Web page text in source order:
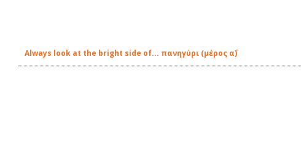
Always look at the bright side of... πανηγύρι (μέρος α΄)